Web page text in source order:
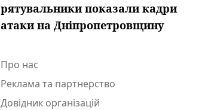
рятувальники показали кадри
атаки на Дніпропетровщину
Про нас
Реклама та партнерство
Довідник організацій